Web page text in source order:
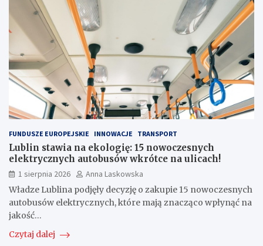
FUNDUSZE EUROPEJSKIE INNOWACJE TRANSPORT
Lublin stawia na ekologię: 15 nowoczesnych
elektrycznych autobusów wkrótce na ulicach!
1 sierpnia 2026
Anna Laskowska
Władze Lublina podjęły decyzję o zakupie 15 nowoczesnych
autobusów elektrycznych, które mają znacząco wpłynąć na
jakość…
Czytaj dalej